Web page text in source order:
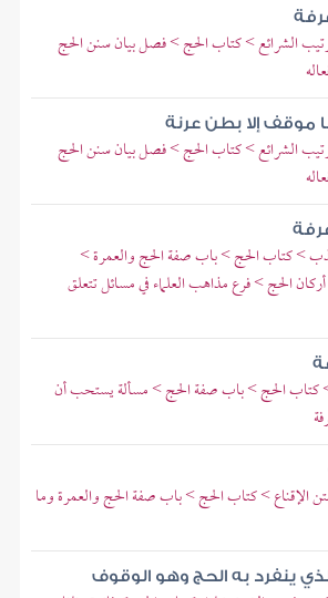
الشرائع > كتاب الحج > فصل بيان سنن الحج
موقف إلا بطن عرنة
الشرائع > كتاب الحج > فصل بيان سنن الحج
> كتاب الحج > باب صفة الحج والعمرة >
الحج > فرع مذاهب العلماء في مسائل تتعلق
> كتاب الحج > باب صفة الحج > مسألة يستحب أن
الإقناع > كتاب الحج > باب صفة الحج والعمرة وما
الذي ينفرد به الحج وهو الوقوف